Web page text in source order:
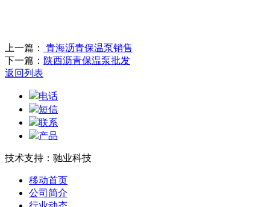
上一篇：
青海沥青保温泵销售
下一篇： 陕西沥青保温泵批发
返回列表
电话
短信
联系
产品
技术支持：驰业科技
移动首页
公司简介